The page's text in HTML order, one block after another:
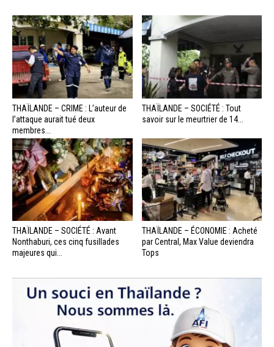
THAÏLANDE – CRIME : L’auteur de
l’attaque aurait tué deux
membres...
THAÏLANDE – SOCIÉTÉ : Tout
savoir sur le meurtrier de 14...
THAÏLANDE – SOCIÉTÉ : Avant
Nonthaburi, ces cinq fusillades
majeures qui...
THAÏLANDE – ÉCONOMIE : Acheté
par Central, Max Value deviendra
Tops